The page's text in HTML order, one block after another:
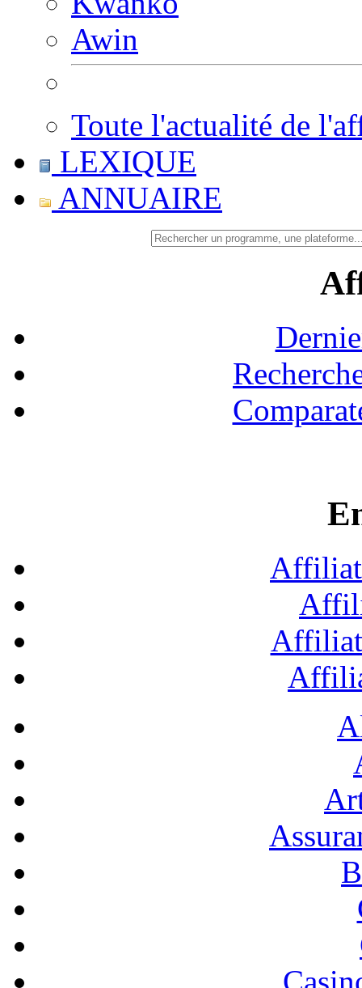
Awin
Toute l'actualité de
LEXIQUE
ANNUAIRE